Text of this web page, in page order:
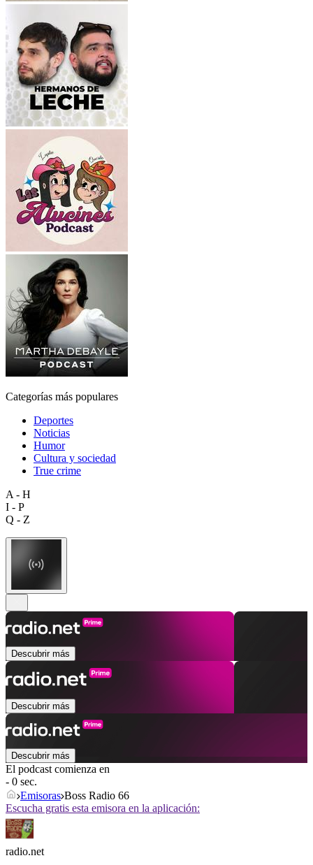
Categorías más populares
Deportes
Noticias
Humor
Cultura y sociedad
True crime
A - H
I - P
Q - Z
Descubrir más
Descubrir más
Descubrir más
El podcast comienza en
- 0 sec.
Emisoras Boss Radio 66
Escucha gratis esta emisora en la aplicación:
radio.net